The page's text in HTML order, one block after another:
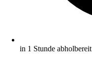
in 1 Stunde abholbereit